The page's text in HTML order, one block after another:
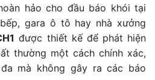
hảo cho đầu báo khói tại
gara ô tô hay nhà xưởng
được thiết kế để phát hiện
thường một cách chính xác,
mà không gây ra các báo